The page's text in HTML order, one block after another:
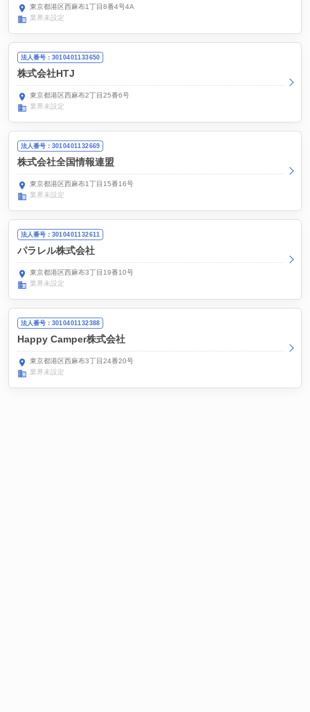
東京都港区西麻布1丁目8番4号4A
業界未設定
法人番号：3010401133650
株式会社HTJ
東京都港区西麻布2丁目25番6号
業界未設定
法人番号：3010401132669
株式会社全国情報連盟
東京都港区西麻布1丁目15番16号
業界未設定
法人番号：3010401132611
パラレル株式会社
東京都港区西麻布3丁目19番10号
業界未設定
法人番号：3010401132388
Happy Camper株式会社
東京都港区西麻布3丁目24番20号
業界未設定